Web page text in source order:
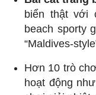
biển thật với
beach sporty
“Maldives-
Hơn 10 trò
hoạt động